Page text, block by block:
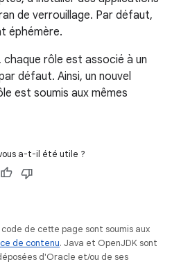
de verrouillage. Par défaut,
éphémère.
chaque rôle est associé à un
défaut. Ainsi, un nouvel
est soumis aux mêmes
a-t-il été utile ?
de cette page sont soumis aux
de contenu. Java et OpenJDK sont
d'Oracle et/ou de ses